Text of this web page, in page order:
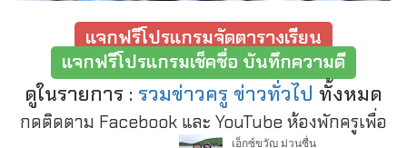
แจกฟรีโปรแกรมจัดตารางเรียน
แจกฟรีโปรแกรมเช็คชื่อ บันทึกความดี
ดูในรายการ : รวมข่าวครู ข่าวทั่วไป ทั้งหมด
กดติดตาม Facebook และ YouTube ห้องพักครูเพื่อ